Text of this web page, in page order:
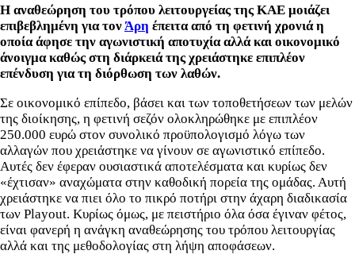
Η αναθεώρηση του τρόπου λειτουργείας της ΚΑΕ μοιάζει
επιβεβλημένη για τονΆρη έπειτα από τη φετινή χρονιά η
οποία άφησε την αγωνιστική αποτυχία αλλά και οικονομικό
άνοιγμα καθώς στη διάρκειά της χρειάστηκε επιπλέον
επένδυση για τη διόρθωση των λαθών.
Σε οικονομικό επίπεδο, βάσει και των τοποθετήσεων των μελών
της διοίκησης, η φετινή σεζόν ολοκληρώθηκε με επιπλέον
250.000 ευρώ στον συνολικό προϋπολογισμό λόγω των
αλλαγών που χρειάστηκε να γίνουν σε αγωνιστικό επίπεδο.
Αυτές δεν έφεραν ουσιαστικά αποτελέσματα και κυρίως δεν
«έχτισαν» αναχώματα στην καθοδική πορεία της ομάδας. Αυτή
χρειάστηκε να πιει όλο το πικρό ποτήρι στην άχαρη διαδικασία
των Playout. Κυρίως όμως, με πειστήριο όλα όσα έγιναν φέτος,
είναι φανερή η ανάγκη αναθεώρησης του τρόπου λειτουργίας
αλλά και της μεθοδολογίας στη λήψη αποφάσεων.